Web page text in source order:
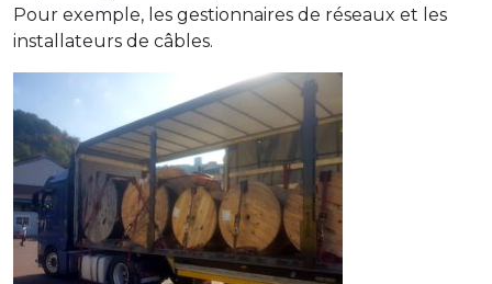
Pour exemple, les gestionnaires de réseaux et les
installateurs de câbles.